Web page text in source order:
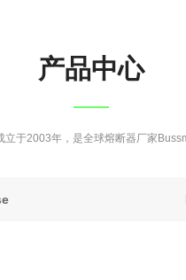
产品中心
于2003年，是全球熔断器厂家